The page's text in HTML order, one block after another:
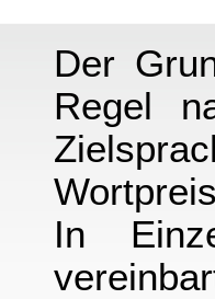
Der
Regel
In